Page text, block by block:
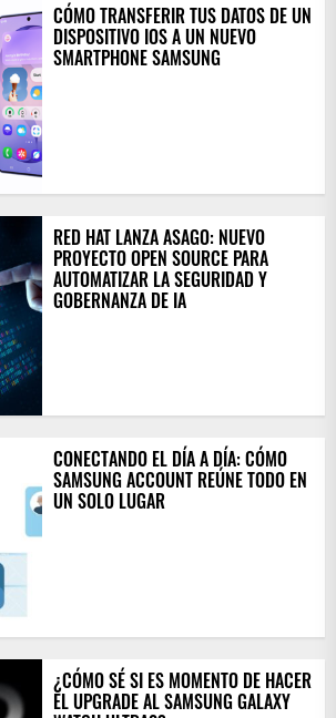
CÓMO TRANSFERIR TUS DATOS DE UN
DISPOSITIVO IOS A UN NUEVO
SMARTPHONE SAMSUNG
RED HAT LANZA ASAGO: NUEVO
PROYECTO OPEN SOURCE PARA
AUTOMATIZAR LA SEGURIDAD Y
GOBERNANZA DE IA
CONECTANDO EL DÍA A DÍA: CÓMO
SAMSUNG ACCOUNT REÚNE TODO EN
UN SOLO LUGAR
¿CÓMO SÉ SI ES MOMENTO DE HACER
EL UPGRADE AL SAMSUNG GALAXY